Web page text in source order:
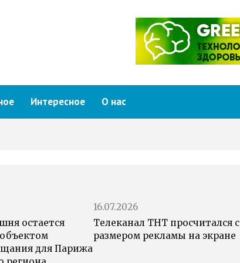
Интересное О нас
остается
для Парижа
16.07.2026
Телеканал ТНТ просчитался с
размером рекламы на экране